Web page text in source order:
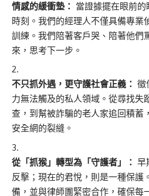
情感的緩衝墊： 當證據擺在眼前
時刻。我們的經理人不僅具備專業
訓練。我們陪著客戶哭、陪著他們
來，思考下一步。
不只抓外遇，更守護社會正義： 徵
力無法觸及的私人領域。從尋找失
查，到幫被詐騙的老人家追回積蓄
安全網的裂縫。
從「抓猴」轉型為「守護者」： 早
反擊；現在的君悅，則是一種保護
備，並與律師團緊密合作，確保每